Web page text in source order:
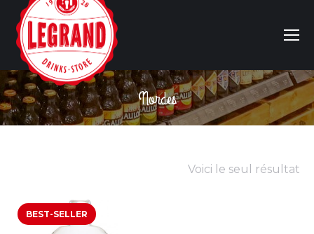
Nordes
Vous êtes ici :
Voici le seul résultat